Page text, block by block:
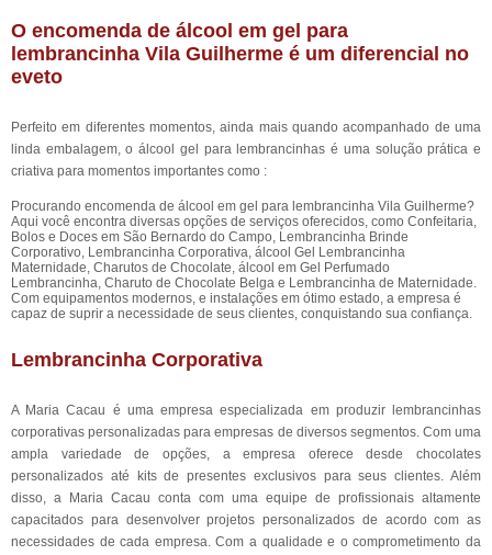
O encomenda de álcool em gel para
lembrancinha Vila Guilherme é um diferencial no
eveto
Perfeito em diferentes momentos, ainda mais quando acompanhado de uma
linda embalagem, o álcool gel para lembrancinhas é uma solução prática e
criativa para momentos importantes como :
Procurando encomenda de álcool em gel para lembrancinha Vila Guilherme?
Aqui você encontra diversas opções de serviços oferecidos, como Confeitaria,
Bolos e Doces em São Bernardo do Campo, Lembrancinha Brinde
Corporativo, Lembrancinha Corporativa, álcool Gel Lembrancinha
Maternidade, Charutos de Chocolate, álcool em Gel Perfumado
Lembrancinha, Charuto de Chocolate Belga e Lembrancinha de Maternidade.
Com equipamentos modernos, e instalações em ótimo estado, a empresa é
capaz de suprir a necessidade de seus clientes, conquistando sua confiança.
Lembrancinha Corporativa
A Maria Cacau é uma empresa especializada em produzir lembrancinhas
corporativas personalizadas para empresas de diversos segmentos. Com uma
ampla variedade de opções, a empresa oferece desde chocolates
personalizados até kits de presentes exclusivos para seus clientes. Além
disso, a Maria Cacau conta com uma equipe de profissionais altamente
capacitados para desenvolver projetos personalizados de acordo com as
necessidades de cada empresa. Com a qualidade e o comprometimento da